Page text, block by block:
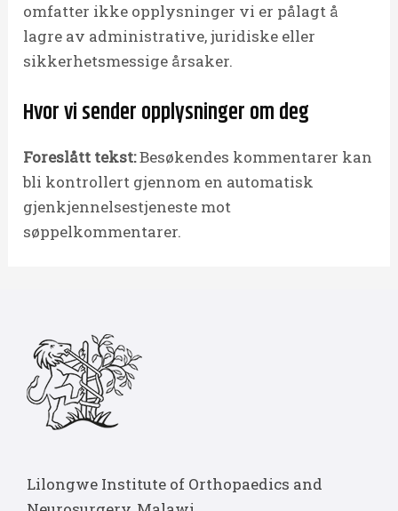
omfatter ikke opplysninger vi er pålagt å
lagre av administrative, juridiske eller
sikkerhetsmessige årsaker.
Hvor vi sender opplysninger om deg
Foreslått tekst:Besøkendes kommentarer kan
bli kontrollert gjennom en automatisk
gjenkjennelsestjeneste mot
søppelkommentarer.
Lilongwe Institute of Orthopaedics and